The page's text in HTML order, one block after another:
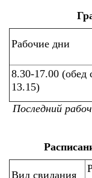
Рабочие дни
8.30-17.00 (обед
13.15)
Последний
Вид свидания